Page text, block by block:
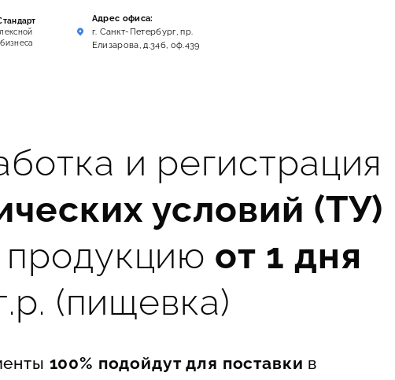
Адрес офиса:
г. Санкт-Петербург, пр.
Елизарова, д.34б, оф.439
и регистрация
условий (ТУ)
от 1 дня
(пищевка)
100% подойдут для поставки в